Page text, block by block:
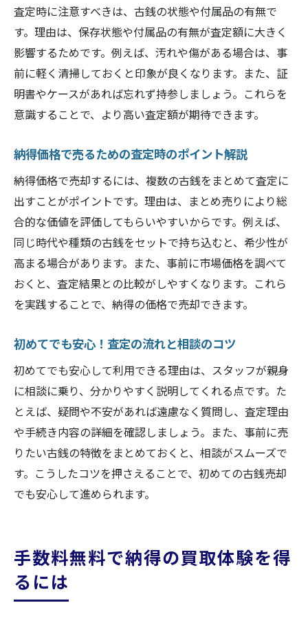
査定時に注意すべきは、古銭の状態や付属品の有無で
す。理由は、保存状態や付属品の有無が査定額に大きく
影響するためです。例えば、汚れや傷がある場合は、事
前に軽く清掃しておくと印象が良くなります。また、証
明書やケースがあれば忘れず持参しましょう。これらを
意識することで、より高い査定額が期待できます。
納得価格で売るための査定時のポイント解説
納得価格で売却するには、複数の古銭をまとめて査定に
出すことがポイントです。理由は、まとめ売りにより総
合的な価値を評価してもらいやすいからです。例えば、
同じ時代や種類の古銭をセットで持ち込むと、希少性が
高まる場合があります。また、事前に市場価格を調べて
おくと、査定結果との比較がしやすくなります。これら
を実践することで、納得の価格で売却できます。
初めてでも安心！査定の流れと相談のコツ
初めてでも安心して利用できる理由は、スタッフが親身
に相談に乗り、分かりやすく説明してくれる点です。た
とえば、疑問や不安があれば遠慮なく質問し、査定理由
や手続き内容の詳細を確認しましょう。また、事前に売
りたい古銭の特徴をまとめておくと、相談がスムーズで
す。こうしたコツを押さえることで、初めての古銭売却
でも安心して進められます。
手数料無料で納得の買取体験を得
るには